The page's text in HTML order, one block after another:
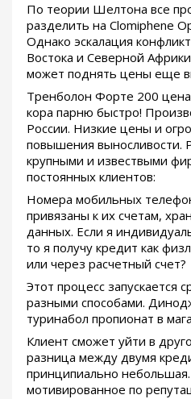
По теории Шелтона все
разделить на Clomiphene
Однако эскалация
Востока и Северной
может поднять цены еще
Тренболон Форте 200
кора парню быстро!
России. Низкие цены и
повышения выносливости.
крупными и извествыми
постоянных клиентов:
Номера мобильных
привязаны к их счетам,
данных. Если я
то я получу кредит как
или через расчетный счет?
Этот процесс запускается
разными способами.
туринабол пропионат в
Клиент сможет уйти в
разница между двумя
принципиально
мотивированное по